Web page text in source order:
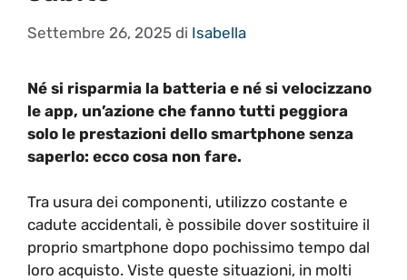
Settembre 26, 2025 di Isabella
Né si risparmia la batteria e né si velocizzano
le app, un’azione che fanno tutti peggiora
solo le prestazioni dello smartphone senza
saperlo: ecco cosa non fare.
Tra usura dei componenti, utilizzo costante e
cadute accidentali, è possibile dover sostituire il
proprio smartphone dopo pochissimo tempo dal
loro acquisto. Viste queste situazioni, in molti